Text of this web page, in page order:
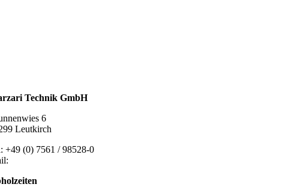
Technik GmbH
6
Leutkirch
+49 (0) 7561 / 98528-0